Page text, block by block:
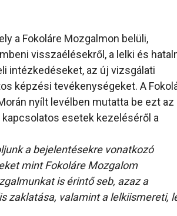
a Fokoláre Mozgalmon belüli,
visszaélésekről, a lelki és
intézkedéseket, az új vizsgálati
képzési tevékenységeket. A
nyílt levélben mutatta be ezt az
esetek kezeléséről a
a bejelentésekre vonatkozó
mint Fokoláre Mozgalom
is érintő seb, azaz a
zaklatása, valamint a lelkiismereti,